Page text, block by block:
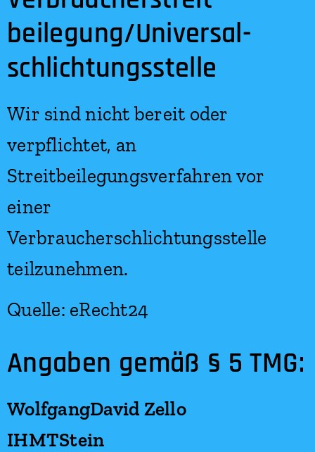
beilegung/Universal­
schlichtungs­stelle
Wir sind nicht bereit oder
verpflichtet, an
Streitbeilegungsverfahren vor
einer
Verbraucherschlichtungsstelle
teilzunehmen.
Quelle: eRecht24
Angaben gemäß § 5 TMG:
WolfgangDavid Zello
IHMTStein